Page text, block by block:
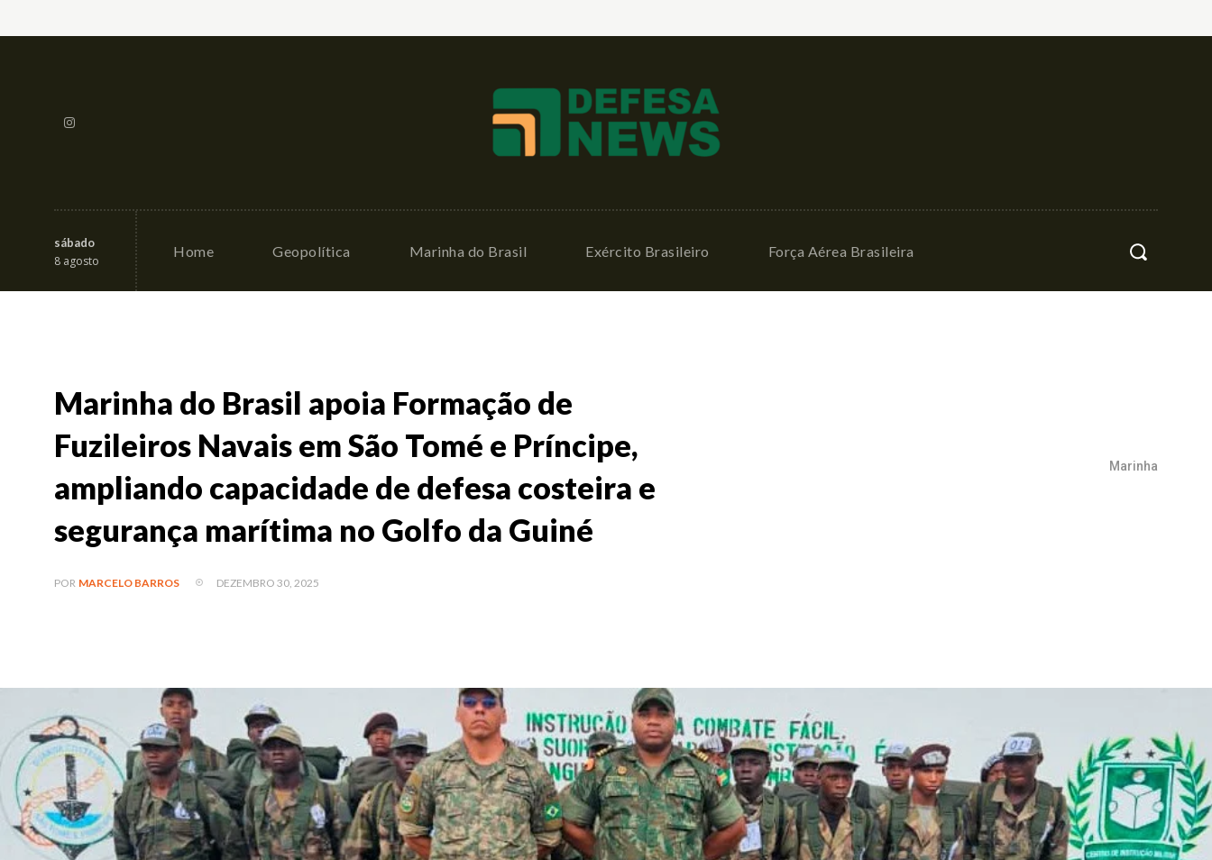
sábado
8 agosto
Home Geopolítica Marinha do Brasil Exército Brasileiro Força Aérea Brasileira
Marinha do Brasil apoia Formação de
Fuzileiros Navais em São Tomé e Príncipe,
ampliando capacidade de defesa costeira e
segurança marítima no Golfo da Guiné
Marinha
POR MARCELO BARROS DEZEMBRO 30, 2025